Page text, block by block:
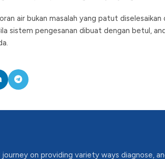
air bukan masalah yang patut
sistem pengesanan dibuat dengan betul,
journey on providing variety ways diagnose,